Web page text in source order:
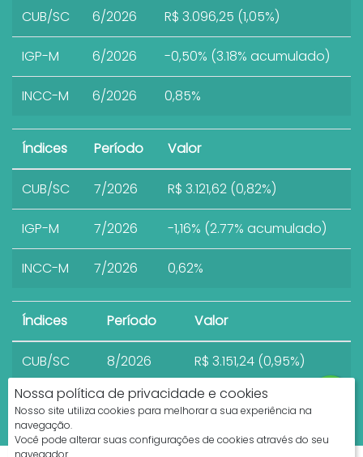
Nossa política de privacidade e cookies
Nosso site utiliza cookies para melhorar a sua experiência na
navegação.
Você pode alterar suas configurações de cookies através do seu
navegador.
CUB/SC 6/2026 R$ 3.096,25 (1,05%)
IGP-M 6/2026 -0,50% (3.18% acumulado)
INCC-M 6/2026 0,85%
Índices Período Valor
CUB/SC 7/2026 R$ 3.121,62 (0,82%)
IGP-M 7/2026 -1,16% (2.77% acumulado)
INCC-M 7/2026 0,62%
Índices Período Valor
CUB/SC 8/2026 R$ 3.151,24 (0,95%)